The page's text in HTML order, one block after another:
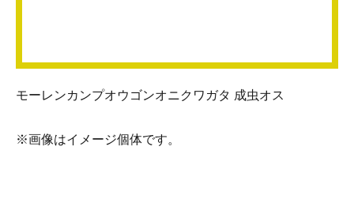
モーレンカンプオウゴンオニクワガタ 成虫オス
※画像はイメージ個体です。